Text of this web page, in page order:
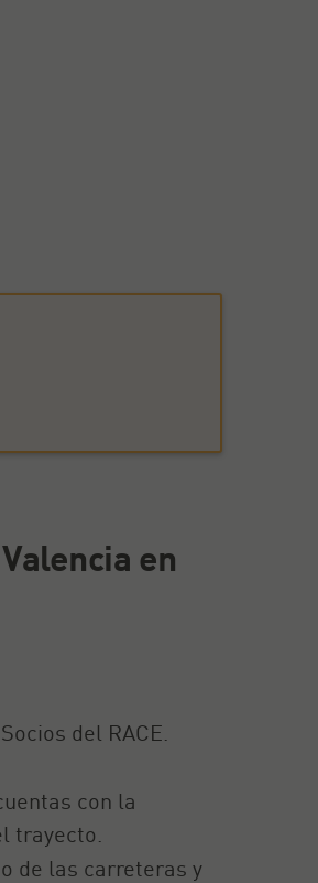
en
del RACE.
con la
trayecto.
de las carreteras y